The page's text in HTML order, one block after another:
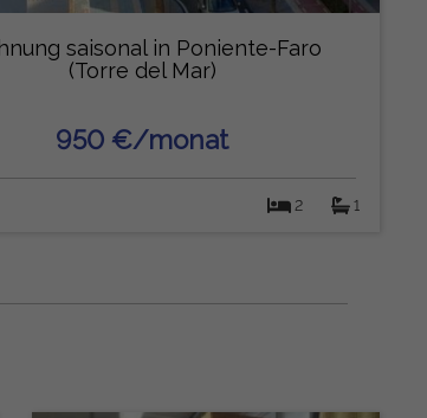
saisonal in Poniente-Faro
(Torre del Mar)
950 €/monat
2 1